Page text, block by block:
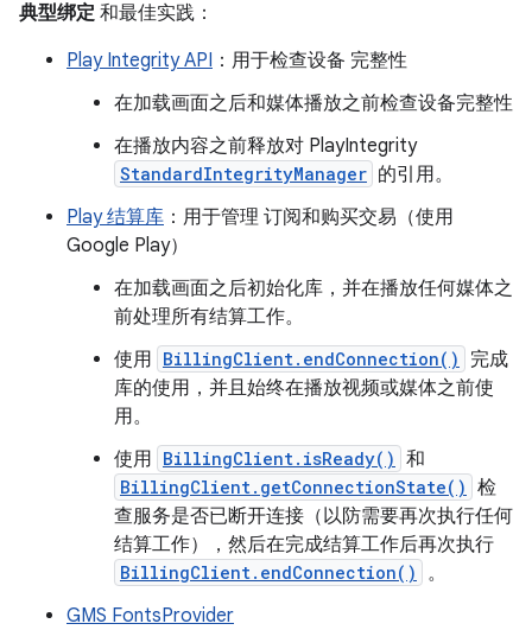
典型绑定 和最佳实践：
Play Integrity API ：用于检查设备 完整性
在加载画面之后和媒体播放之前检查设备完整性
在播放内容之前释放对 PlayIntegrity
StandardIntegrityManager 的引用。
Play 结算库 ：用于管理 订阅和购买交易（使用
Google Play）
在加载画面之后初始化库，并在播放任何媒体之
前处理所有结算工作。
使用 BillingClient.endConnection()
完成
库的使用，并且始终在播放视频或媒体之前使
用。
使用 BillingClient.isReady() 和
BillingClient.getConnectionState() 检
查服务是否已断开连接（以防需要再次执行任何
结算工作），然后在完成结算工作后再次执行
BillingClient.endConnection()
。
GMS FontsProvider